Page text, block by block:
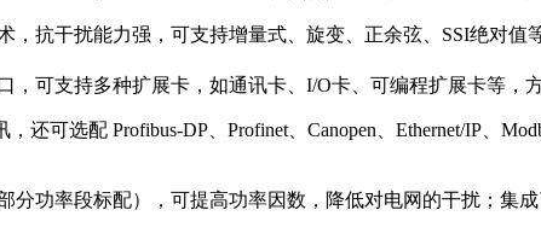
，抗干扰能力强，可支持增量式、旋变、正余弦、SSI绝对值
，可支持多种扩展卡，如通讯卡、I/O卡、可编程扩展卡等，
，还可选配 Profibus-DP、Profinet、Canopen、Ethernet/IP、
分功率段标配），可提高功率因数，降低对电网的干扰；集